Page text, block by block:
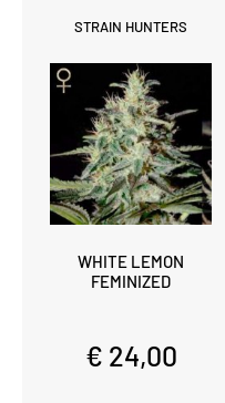
STRAIN HUNTERS
WHITE LEMON
FEMINIZED
€ 24,00